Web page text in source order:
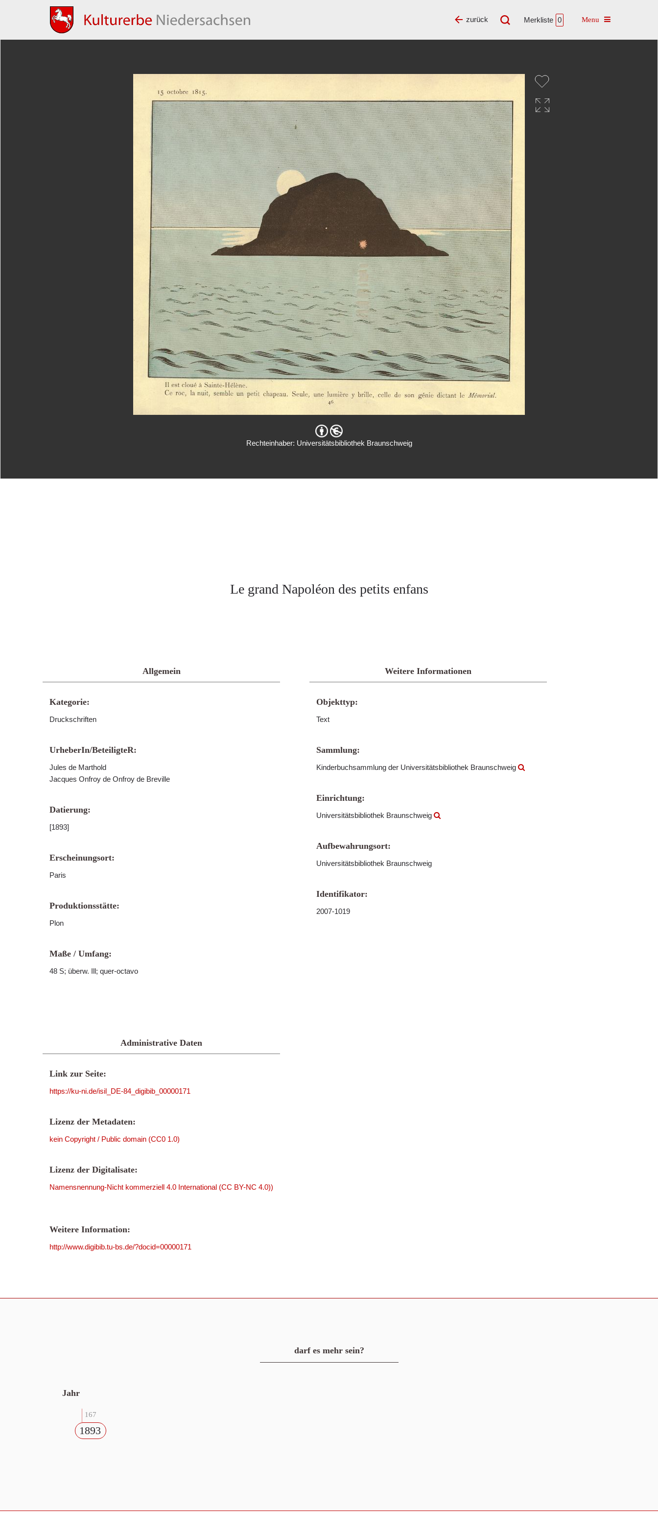
Merkliste 0 Toggle navigation
zurück
Rechteinhaber: Universitätsbibliothek Braunschweig
Le grand Napoléon des petits enfans
Allgemein
Kategorie:
Druckschriften
UrheberIn/BeteiligteR:
Jules de Marthold
Jacques Onfroy de Onfroy de Breville
Datierung:
[1893]
Erscheinungsort:
Paris
Produktionsstätte:
Plon
Maße / Umfang:
48 S; überw. Ill; quer-octavo
Weitere Informationen
Objekttyp:
Text
Sammlung:
Kinderbuchsammlung der Universitätsbibliothek Braunschweig
Einrichtung:
Universitätsbibliothek Braunschweig
Aufbewahrungsort:
Universitätsbibliothek Braunschweig
Identifikator:
2007-1019
Administrative Daten
Link zur Seite:
https://ku-ni.de/isil_DE-84_digibib_00000171
Lizenz der Metadaten:
kein Copyright / Public domain (CC0 1.0)
Lizenz der Digitalisate:
Namensnennung-Nicht kommerziell 4.0 International (CC BY-NC 4.0))
Weitere Information:
http://www.digibib.tu-bs.de/?docid=00000171
darf es mehr sein?
Jahr
167
1893